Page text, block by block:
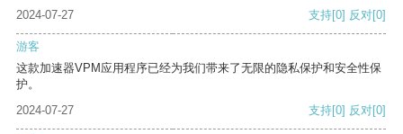
2024-07-27
支持[0] 反对[0]
游客
这款加速器VPM应用程序已经为我们带来了无限的隐私保护和安全性保
护。
2024-07-27
支持[0] 反对[0]